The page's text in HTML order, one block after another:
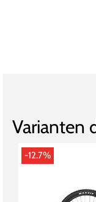
Varianten
-12.7%